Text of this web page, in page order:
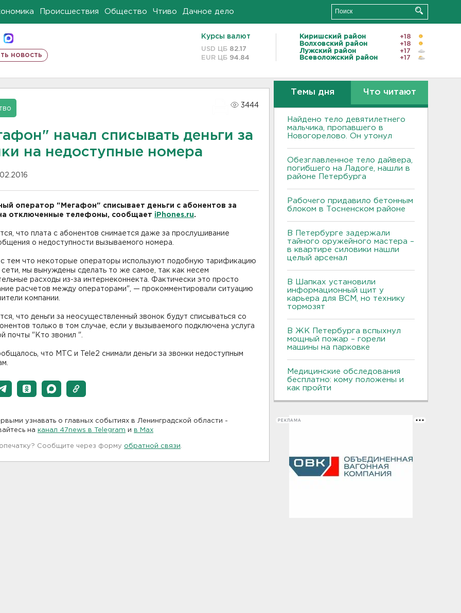
Происшествия Общество Чтиво Дачное дело
новость
Курсы валют
USD ЦБ 82.17
EUR ЦБ 94.84
Киришский район
+18
Волховский район
+18
Лужский район
+17
Всеволожский район
+17
3444
начал списывать деньги за
на недоступные номера
оператор "Мегафон" списывает деньги с абонентов за
отключенные телефоны, сообщает iPhones.ru.
что плата с абонентов снимается даже за прослушивание
о недоступности вызываемого номера.
с тем что некоторые операторы используют подобную тарификацию
сети, мы вынуждены сделать то же самое, так как несем
расходы из-за интернеконнекта. Фактически это просто
расчетов между операторами", — прокомментировали ситуацию
компании.
что деньги за неосуществленный звонок будут списываться со
только в том случае, если у вызываемого подключена услуга
почты "Кто звонил ".
что МТС и Tele2 снимали деньги за звонки недоступным
узнавать о главных событиях в Ленинградской области -
на канал 47news в Telegram и в Maх
Сообщите через форму обратной связи
Темы дня Что читают
Найдено тело девятилетнего
мальчика, пропавшего в
Новогорелово. Он утонул
Обезглавленное тело дайвера,
погибшего на Ладоге, нашли в
районе Петербурга
Рабочего придавило бетонным
блоком в Тосненском районе
В Петербурге задержали
тайного оружейного мастера –
в квартире силовики нашли
целый арсенал
В Шапках установили
информационный щит у
карьера для ВСМ, но технику
тормозят
В ЖК Петербурга вспыхнул
мощный пожар – горели
машины на парковке
Медицинские обследования
бесплатно: кому положены и
как пройти
РЕКЛАМА